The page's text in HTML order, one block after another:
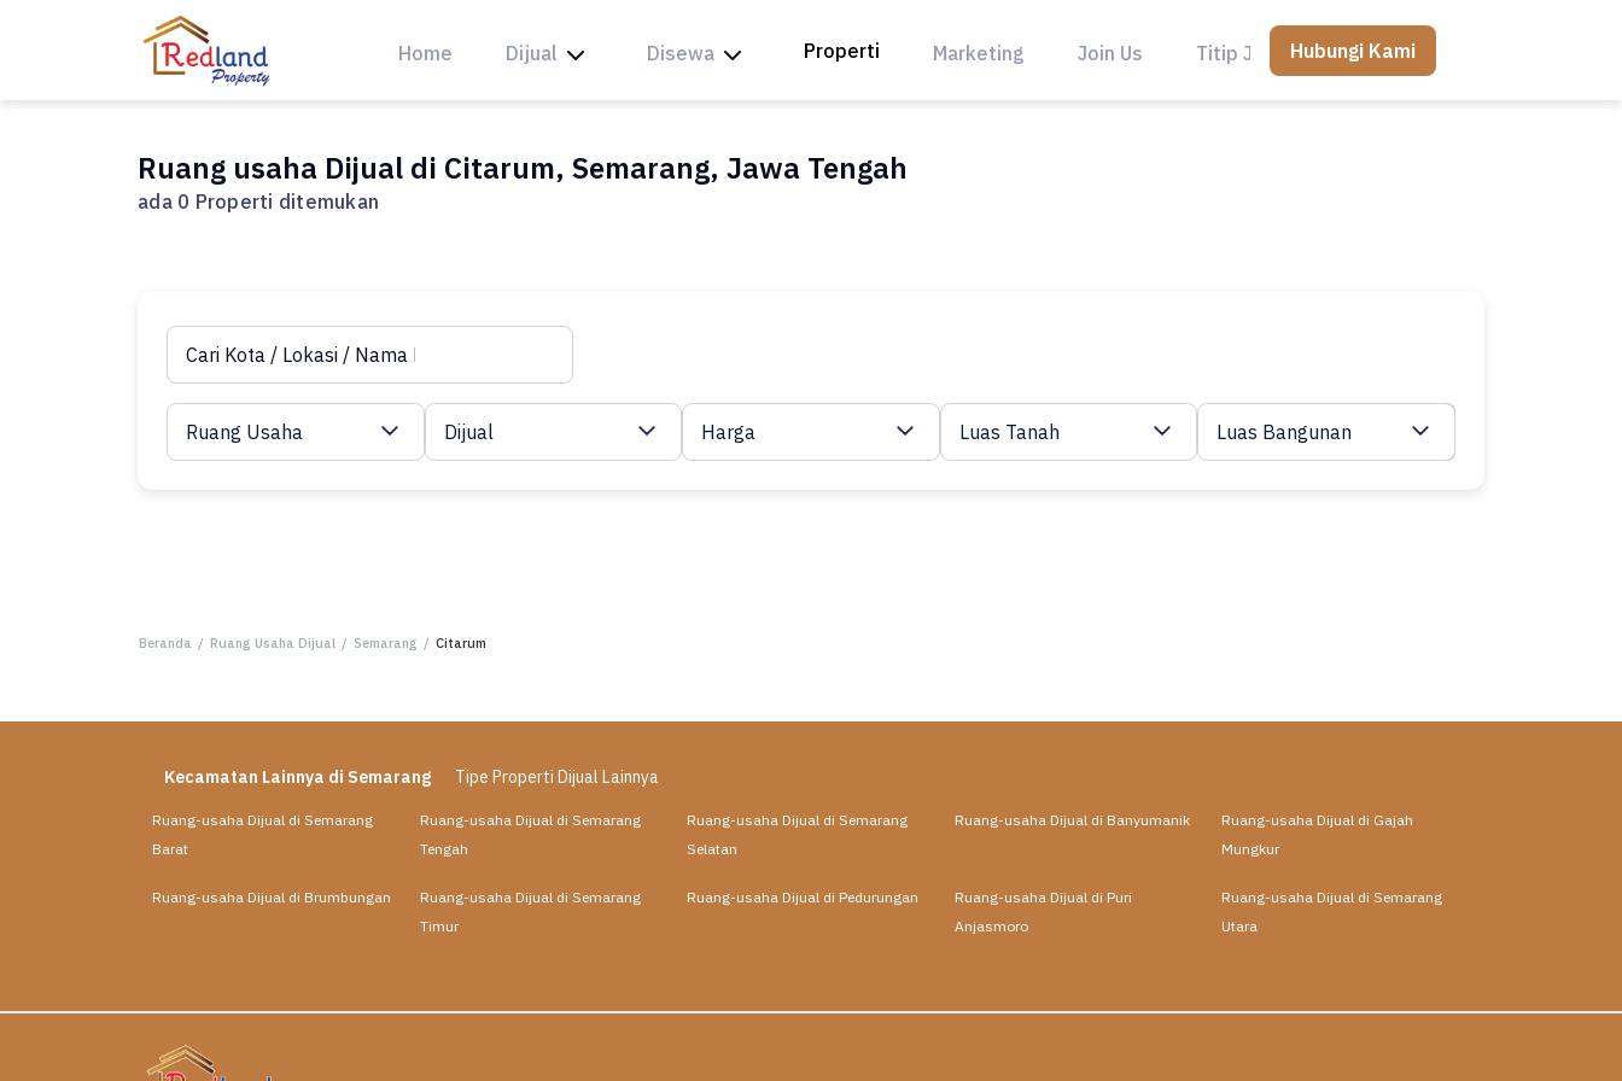
Home Dijual Disewa Properti Marketing Join Us Titip Jual Hubungi Kami
Ruang usaha Dijual di Citarum, Semarang, Jawa Tengah
ada 0 Properti ditemukan
Ruang Usaha Dijual Harga Luas Tanah Luas Bangunan
Beranda / Ruang Usaha Dijual / Semarang / Citarum
Kecamatan Lainnya di Semarang Tipe Properti Dijual Lainnya
Ruang-usaha Dijual di Semarang
Barat
Ruang-usaha Dijual di Semarang
Tengah
Ruang-usaha Dijual di Semarang
Selatan
Ruang-usaha Dijual di Banyumanik
Ruang-usaha Dijual di Gajah
Mungkur
Ruang-usaha Dijual di Brumbungan
Ruang-usaha Dijual di Semarang
Timur
Ruang-usaha Dijual di Pedurungan
Ruang-usaha Dijual di Puri
Anjasmoro
Ruang-usaha Dijual di Semarang
Utara